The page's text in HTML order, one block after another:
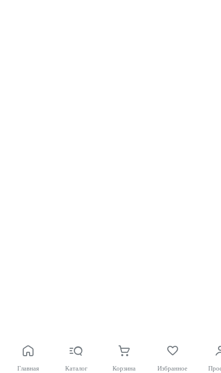
Главная Каталог Корзина Избранное